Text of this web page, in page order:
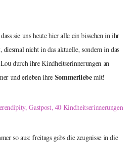
sie uns heute hier alle ein bisschen in ihr
diesmal nicht in das aktuelle, sondern in das
durch ihre Kindheitserinnerungen an
und erleben ihre Sommerliebemit!
so aus: freitags gabs die zeugnisse in die